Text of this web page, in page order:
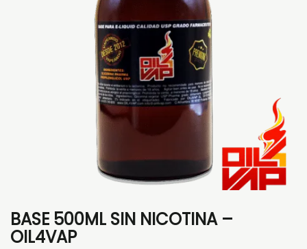
BASE 500ML SIN NICOTINA –
OIL4VAP